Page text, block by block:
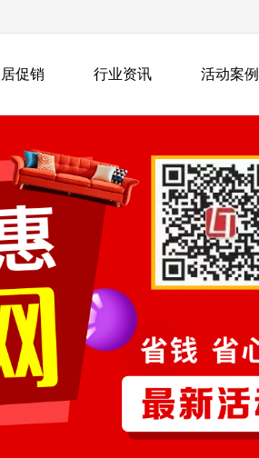
促销 行业资讯 活动案例